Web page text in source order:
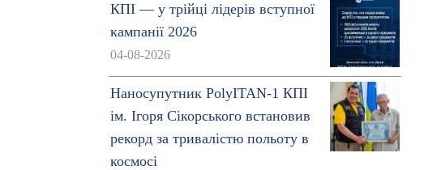
КПІ — у трійці лідерів вступної
кампанії 2026
04-08-2026
Наносупутник PolyITAN-1 КПІ
ім. Ігоря Сікорського встановив
рекорд за тривалістю польоту в
космосі